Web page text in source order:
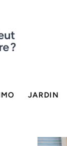
JARDIN